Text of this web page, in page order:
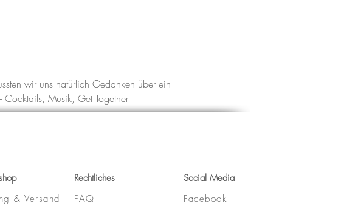
wir uns natürlich Gedanken über ein
Musik, Get Together
& Versand
Rechtliches
FAQ
Social Media
Facebook